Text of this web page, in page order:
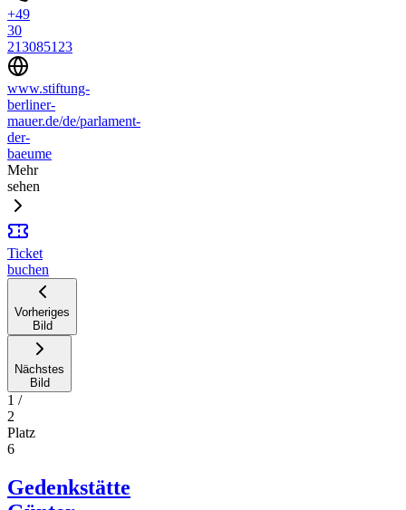
+49
30
213085123
www.stiftung-
berliner-
mauer.de/de/parlament-
der-
baeume
Mehr
sehen
Ticket
buchen
Vorheriges
Bild
Nächstes
Bild
1 /
2
Platz
6
Gedenkstätte